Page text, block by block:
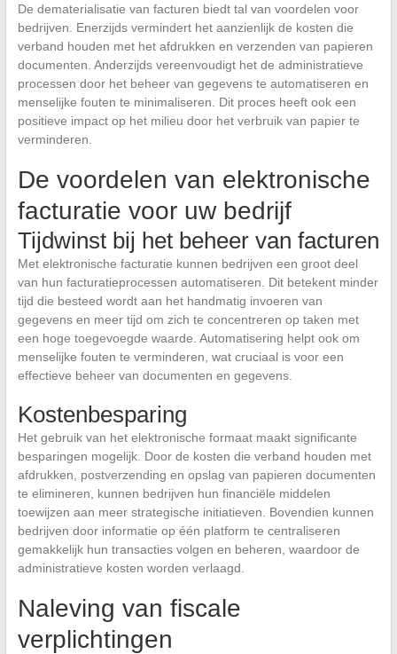
De dematerialisatie van facturen biedt tal van voordelen voor
bedrijven. Enerzijds vermindert het aanzienlijk de kosten die
verband houden met het afdrukken en verzenden van papieren
documenten. Anderzijds vereenvoudigt het de administratieve
processen door het beheer van gegevens te automatiseren en
menselijke fouten te minimaliseren. Dit proces heeft ook een
positieve impact op het milieu door het verbruik van papier te
verminderen.
De voordelen van elektronische
facturatie voor uw bedrijf
Tijdwinst bij het beheer van facturen
Met elektronische facturatie kunnen bedrijven een groot deel
van hun facturatieprocessen automatiseren. Dit betekent minder
tijd die besteed wordt aan het handmatig invoeren van
gegevens en meer tijd om zich te concentreren op taken met
een hoge toegevoegde waarde. Automatisering helpt ook om
menselijke fouten te verminderen, wat cruciaal is voor een
effectieve beheer van documenten en gegevens.
Kostenbesparing
Het gebruik van het elektronische formaat maakt significante
besparingen mogelijk. Door de kosten die verband houden met
afdrukken, postverzending en opslag van papieren documenten
te elimineren, kunnen bedrijven hun financiële middelen
toewijzen aan meer strategische initiatieven. Bovendien kunnen
bedrijven door informatie op één platform te centraliseren
gemakkelijk hun transacties volgen en beheren, waardoor de
administratieve kosten worden verlaagd.
Naleving van fiscale
verplichtingen